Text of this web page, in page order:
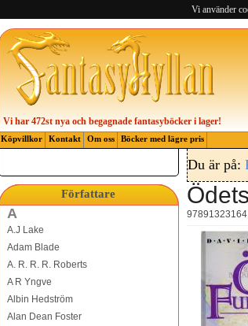
Vi använder
Vi har 472st nya och begagnade fantasyböcker i lager!
Köpvillkor Kontakt Om oss Böcker med lägre pris
Författare
A
A.J Lake
Adam Blade
A. R. R. R. Roberts
A R Yngve
Albin Hedström
Alan Dean Foster
Du är på: